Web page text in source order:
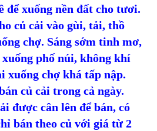
để xuống nền đất cho tươi.
củ cải vào gùi, tải, thồ
chợ. Sáng sớm tinh mơ,
phố núi, không khí
xuống chợ khá tấp nập.
củ cải trong cả ngày.
được cân lên để bán, có
bán theo củ với giá từ 2